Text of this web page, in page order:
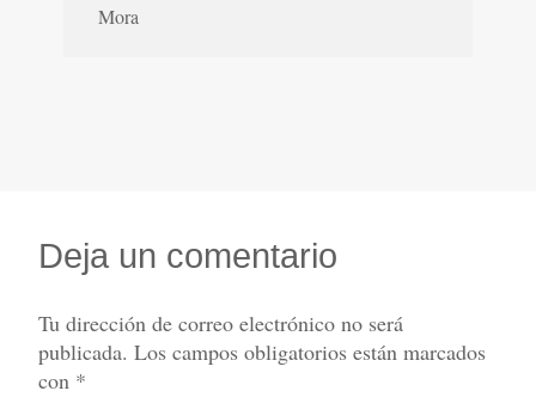
Mora
Deja un comentario
Tu dirección de correo electrónico no será
publicada. Los campos obligatorios están marcados
con *